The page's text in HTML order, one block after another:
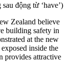
động từ ‘have’)
Zealand believe
building safety in
at the new
inside the
provides attractive